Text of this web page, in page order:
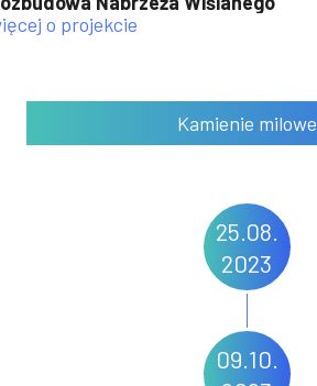
o projekcie
Kamienie milowe
25.08.
2023
09.10.